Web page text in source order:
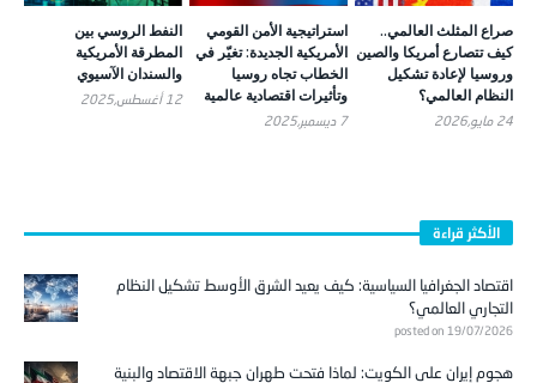
صراع المثلث العالمي..
كيف تتصارع أمريكا والصين
وروسيا لإعادة تشكيل
النظام العالمي؟
24 مايو,2026
استراتيجية الأمن القومي
الأمريكية الجديدة: تغيّر في
الخطاب تجاه روسيا
وتأثيرات اقتصادية عالمية
7 ديسمبر,2025
النفط الروسي بين
المطرقة الأمريكية
والسندان الآسيوي
12 أغسطس,2025
الأكثر قراءة
اقتصاد الجغرافيا السياسية: كيف يعيد الشرق الأوسط تشكيل النظام
التجاري العالمي؟
posted on 19/07/2026
هجوم إيران على الكويت: لماذا فتحت طهران جبهة الاقتصاد والبنية